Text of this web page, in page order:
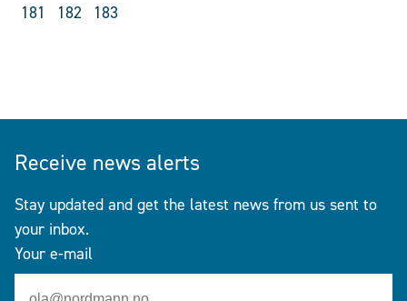
181
182 183
Receive news alerts
Stay updated and get the latest news from us sent to
your inbox.
Your e-mail